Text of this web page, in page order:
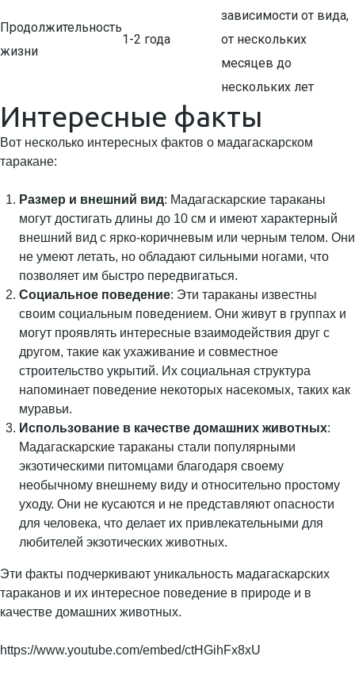
Продолжительность
жизни
1-2 года
зависимости от вида,
от нескольких
месяцев до
нескольких лет
Интересные факты
Вот несколько интересных фактов о мадагаскарском
таракане:
Размер и внешний вид: Мадагаскарские тараканы
могут достигать длины до 10 см и имеют характерный
внешний вид с ярко-коричневым или черным телом. Они
не умеют летать, но обладают сильными ногами, что
позволяет им быстро передвигаться.
Социальное поведение: Эти тараканы известны
своим социальным поведением. Они живут в группах и
могут проявлять интересные взаимодействия друг с
другом, такие как ухаживание и совместное
строительство укрытий. Их социальная структура
напоминает поведение некоторых насекомых, таких как
муравьи.
Использование в качестве домашних животных:
Мадагаскарские тараканы стали популярными
экзотическими питомцами благодаря своему
необычному внешнему виду и относительно простому
уходу. Они не кусаются и не представляют опасности
для человека, что делает их привлекательными для
любителей экзотических животных.
Эти факты подчеркивают уникальность мадагаскарских
тараканов и их интересное поведение в природе и в
качестве домашних животных.
https://www.youtube.com/embed/ctHGihFx8xU